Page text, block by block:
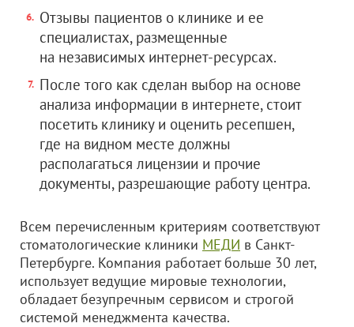
Отзывы пациентов о клинике и ее
специалистах, размещенные
на независимых интернет-ресурсах.
После того как сделан выбор на основе
анализа информации в интернете, стоит
посетить клинику и оценить ресепшен,
где на видном месте должны
располагаться лицензии и прочие
документы, разрешающие работу центра.
Всем перечисленным критериям соответствуют
стоматологические клиники МЕДИ в Санкт-
Петербурге. Компания работает больше 30 лет,
использует ведущие мировые технологии,
обладает безупречным сервисом и строгой
системой менеджмента качества.